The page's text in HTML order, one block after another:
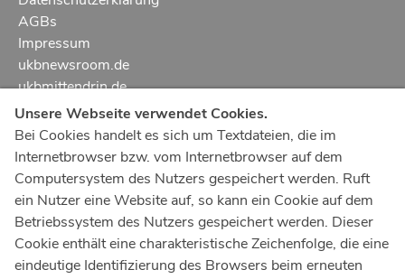
AGBs
Impressum
ukbnewsroom.de
ukbmittendrin.de
Notruf112
Ärztlicher Notdienst116 117
Giftnotrufzentrale
Tel: +49 22819240
Notfallzentrum Bonn
Unsere Webseite verwendet Cookies.
Bei Cookies handelt es sich um Textdateien, die im
Internetbrowser bzw. vom Internetbrowser auf dem
Computersystem des Nutzers gespeichert werden. Ruft
ein Nutzer eine Website auf, so kann ein Cookie auf dem
Betriebssystem des Nutzers gespeichert werden. Dieser
Cookie enthält eine charakteristische Zeichenfolge, die eine
eindeutige Identifizierung des Browsers beim erneuten